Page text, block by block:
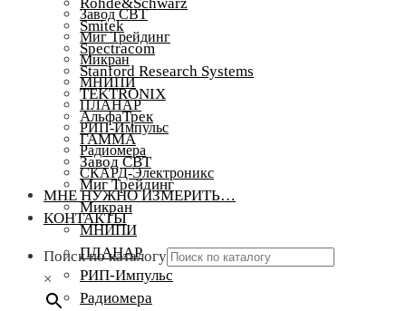
Завод СВТ
Миг Трейдинг
Микран
МНИПИ
ПЛАНАР
РИП-Импульс
Радиомера
СКАРД-Электроникс
МНЕ НУЖНО ИЗМЕРИТЬ…
КОНТАКТЫ
Поиск по каталогу
×
Smitek
Spectracom
Stanford Research Systems
TEKTRONIX
АльфаТрек
ГАММА
Завод СВТ
Миг Трейдинг
Микран
МНИПИ
ПЛАНАР
РИП-Импульс
Радиомера